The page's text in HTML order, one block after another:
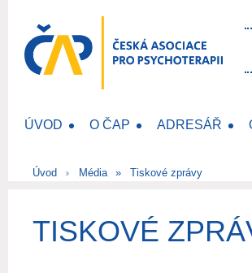
ÚVOD O ČAP ADRESÁŘ
Úvod Média Tiskové zprávy
TISKOVÉ